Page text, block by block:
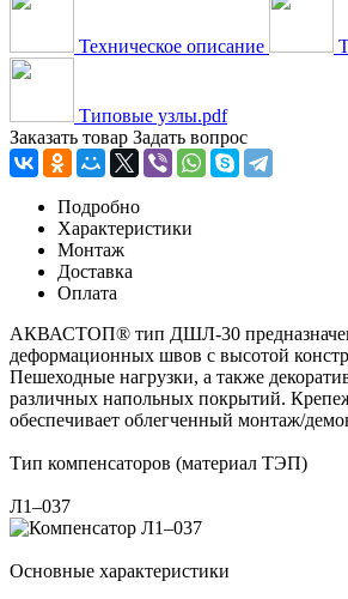
Техническое описание
Типовые узлы.pdf
Заказать товар Задать вопрос
Подробно
Характеристики
Монтаж
Доставка
Оплата
АКВАСТОП® тип ДШЛ-30
деформационных швов с высотой
Пешеходные нагрузки, а также
различных напольных покрытий.
обеспечивает облегченный монтаж/
Тип компенсаторов (материал ТЭП)
Л1–037
Основные характеристики